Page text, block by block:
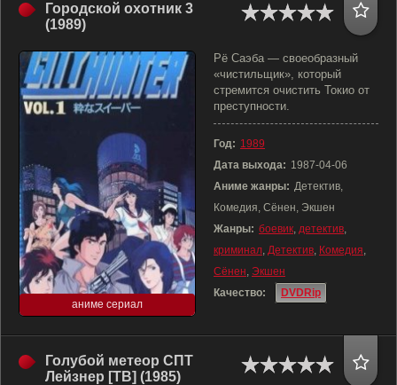
Городской охотник 3
(1989)
аниме сериал
Рё Саэба — своеобразный
«чистильщик», который
стремится очистить Токио от
преступности.
Год: 1989
Дата выхода: 1987-04-06
Аниме жанры: Детектив,
Комедия, Сёнен, Экшен
Жанры: боевик, детектив,
криминал, Детектив, Комедия,
Сёнен, Экшен
Качество:
DVDRip
Голубой метеор СПТ
Лейзнер [ТВ] (1985)